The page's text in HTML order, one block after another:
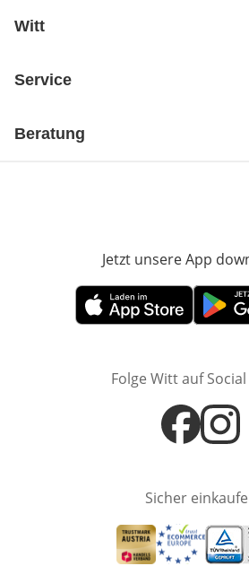
Witt
Service
Beratung
Jetzt unsere App
Öffnet in neuem Fenster
Öffnet
Folge Witt auf
Öffnet inÖffnet
Sicher